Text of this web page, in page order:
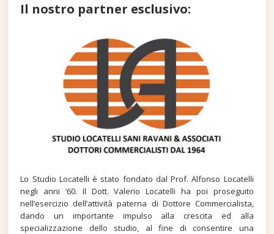
Il nostro partner esclusivo:
Lo Studio Locatelli è stato fondato dal Prof. Alfonso Locatelli
negli anni ‘60. Il Dott. Valerio Locatelli ha poi proseguito
nell’esercizio dell’attività paterna di Dottore Commercialista,
dando un importante impulso alla crescita ed alla
specializzazione dello studio, al fine di consentire una